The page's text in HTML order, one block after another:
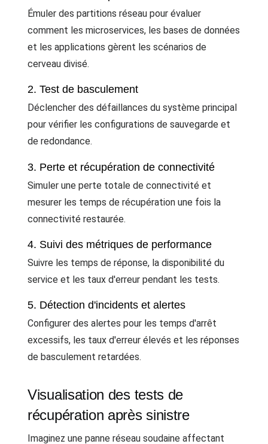
Émuler des partitions réseau pour évaluer
comment les microservices, les bases de données
et les applications gèrent les scénarios de
cerveau divisé.
2. Test de basculement
Déclencher des défaillances du système principal
pour vérifier les configurations de sauvegarde et
de redondance.
3. Perte et récupération de connectivité
Simuler une perte totale de connectivité et
mesurer les temps de récupération une fois la
connectivité restaurée.
4. Suivi des métriques de performance
Suivre les temps de réponse, la disponibilité du
service et les taux d'erreur pendant les tests.
5. Détection d'incidents et alertes
Configurer des alertes pour les temps d'arrêt
excessifs, les taux d'erreur élevés et les réponses
de basculement retardées.
Visualisation des tests de
récupération après sinistre
Imaginez une panne réseau soudaine affectant